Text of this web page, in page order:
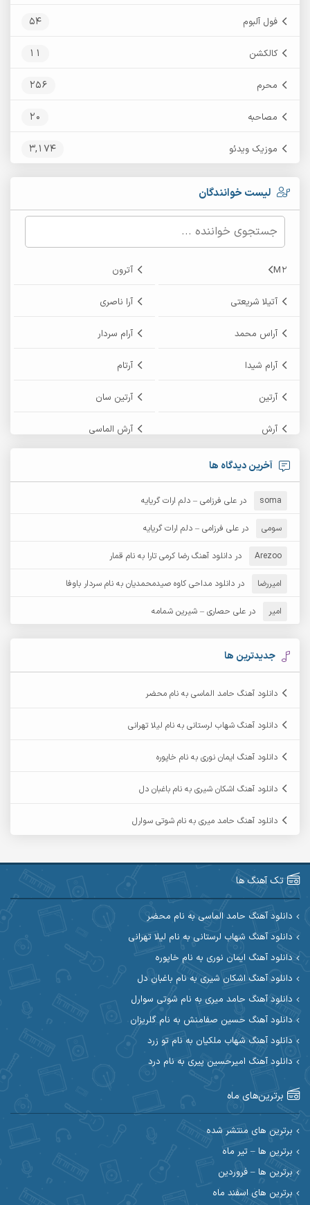
فول آلبوم 54
کالکشن 11
محرم 256
مصاحبه 20
موزیک ویدئو 3,174
لیست خوانندگان
M2 آترون
آتیلا شریعتی آرا ناصری
آراس محمد آرام سردار
آرام شیدا آرتام
آرتین آرتین سان
آرش آرش الماسی
آرش امامی
آرش دی جی 2
آرش عثمان
آرش مبهم آرش مستشیری
آرش مهرابی آرش نظری
آرشام
آرکاداش
آرین صیادی
آرین مریدی
آوات بوکانی آوات یگانه
آیت احمدنژاد
ابراهیم شمس ابوالحسن جاویدان
ابی حسینی
احسان آیینفر احسان اصغری
احسان امیدوار
احسان حیدری احسان دریادل
احسان رمضانی احسان علیانی
احسان کریمی احسان کمری
آخرین دیدگاه ها
soma در علی فرزامی – دلم ارات گریایه
سومی در علی فرزامی – دلم ارات گریایه
Arezoo در دانلود آهنگ رضا کرمی تارا به نام قمار
امیررضا در دانلود مداحی کاوه صیدمحمدیان به نام سردار باوفا
امیر در علی حصاری – شیرین شمامه
جدیدترین ها
دانلود آهنگ حامد الماسی به نام محضر
دانلود آهنگ شهاب لرستانی به نام لیلا تهرانی
دانلود آهنگ ایمان نوری به نام خاپوره
دانلود آهنگ اشکان شیری به نام باغبان دل
دانلود آهنگ حامد میری به نام شوتی سوارل
تک آهنگ ها
دانلود آهنگ حامد الماسی به نام محضر
دانلود آهنگ شهاب لرستانی به نام لیلا تهرانی
دانلود آهنگ ایمان نوری به نام خاپوره
دانلود آهنگ اشکان شیری به نام باغبان دل
دانلود آهنگ حامد میری به نام شوتی سوارل
دانلود آهنگ حسین صفامنش به نام گلریزان
دانلود آهنگ شهاب ملکیان به نام تو زرد
دانلود آهنگ امیرحسین پیری به نام درد
برترین‌های ماه
برترین های منتشر شده
برترین ها – تیر ماه
برترین ها – فروردین
برترین های اسفند ماه